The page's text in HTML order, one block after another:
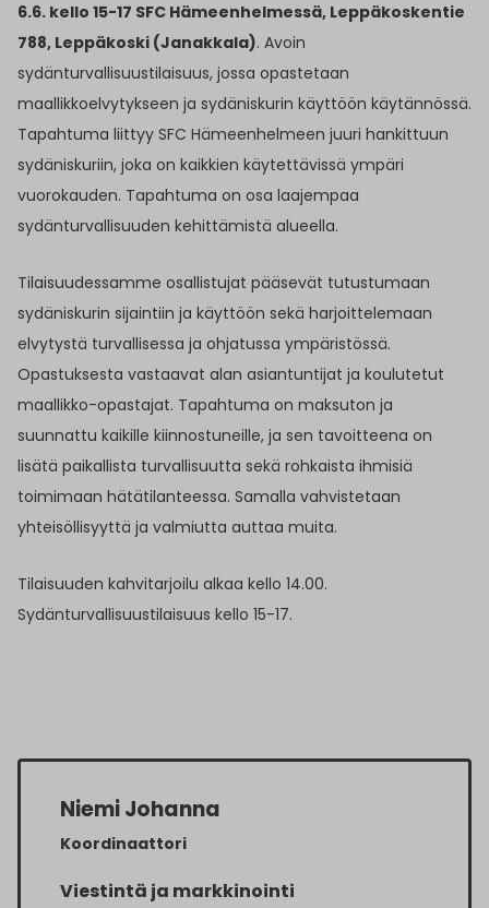
6.6. kello 15-17 SFC Hämeenhelmessä, Leppäkoskentie
788, Leppäkoski (Janakkala). Avoin
sydänturvallisuustilaisuus, jossa opastetaan
maallikkoelvytykseen ja sydäniskurin käyttöön käytännössä.
Tapahtuma liittyy SFC Hämeenhelmeen juuri hankittuun
sydäniskuriin, joka on kaikkien käytettävissä ympäri
vuorokauden. Tapahtuma on osa laajempaa
sydänturvallisuuden kehittämistä alueella.
Tilaisuudessamme osallistujat pääsevät tutustumaan
sydäniskurin sijaintiin ja käyttöön sekä harjoittelemaan
elvytystä turvallisessa ja ohjatussa ympäristössä.
Opastuksesta vastaavat alan asiantuntijat ja koulutetut
maallikko-opastajat. Tapahtuma on maksuton ja
suunnattu kaikille kiinnostuneille, ja sen tavoitteena on
lisätä paikallista turvallisuutta sekä rohkaista ihmisiä
toimimaan hätätilanteessa. Samalla vahvistetaan
yhteisöllisyyttä ja valmiutta auttaa muita.
Tilaisuuden kahvitarjoilu alkaa kello 14.00.
Sydänturvallisuustilaisuus kello 15-17.
Niemi Johanna
Koordinaattori
Viestintä ja markkinointi